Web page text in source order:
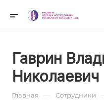
Гаврин
Николаевич
Главная — Сотрудники